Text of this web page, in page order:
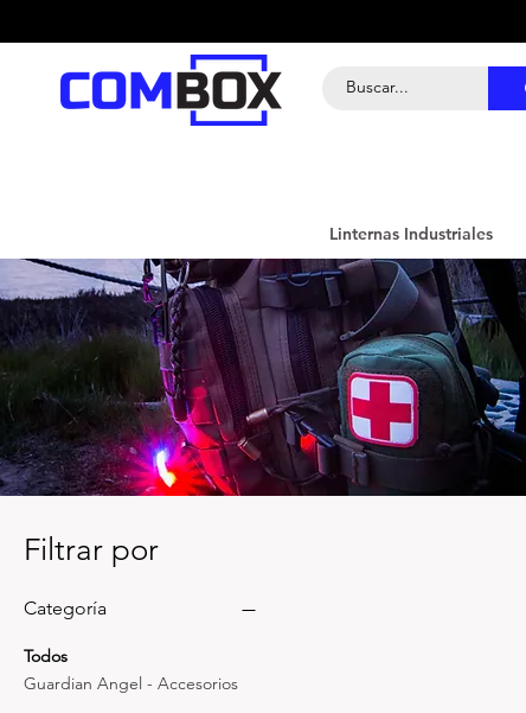
Linternas Industriales
Filtrar por
Categoría
Todos
Guardian Angel - Accesorios